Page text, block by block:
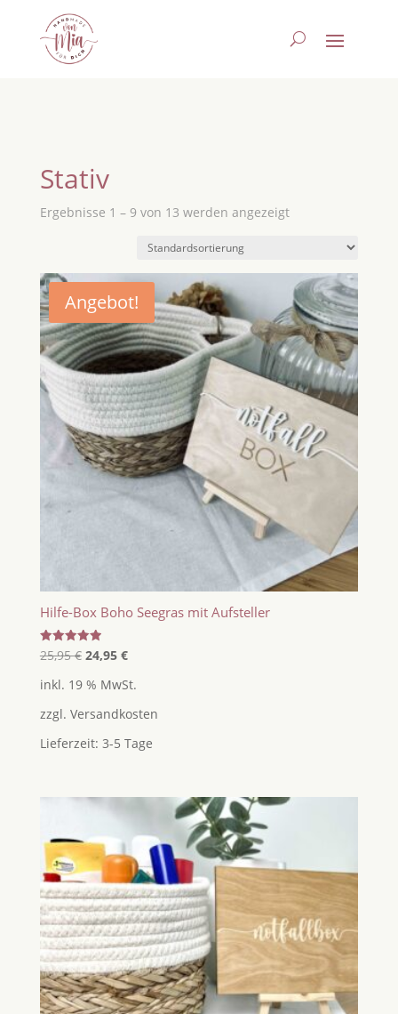
Stativ
Ergebnisse 1 – 9 von 13 werden angezeigt
Angebot!
Hilfe-Box Boho Seegras mit Aufsteller
Bewertet
mit
von 5
25,95€ Ursprünglicher
war:
25,95 €
24,95 €Aktueller
ist:
24,95 €.
inkl. 19 % MwSt.
zzgl. Versandkosten
Lieferzeit: 3-5 Tage